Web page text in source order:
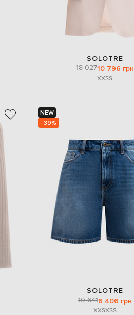
SOLOTRE
18 02710 796 грн
XXSS
NEW
- 39%
SOLOTRE
10 6416 406 грн
XXSXSS